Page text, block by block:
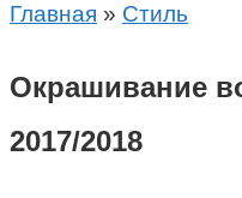
Главная » Стиль
Окрашивание
2017/2018